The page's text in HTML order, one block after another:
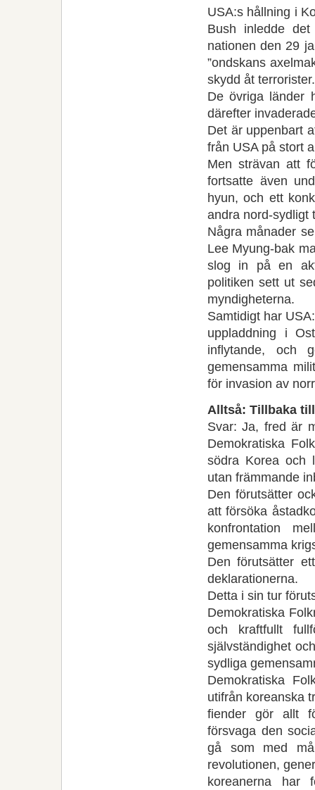
USA:s hållning i
Bush inledde
nationen den 29
”ondskans
skydd åt terrorister.
De övriga länder
därefter
Det är uppenbart
från USA på stort
Men strävan att
fortsatte även
hyun, och ett
andra nord-sydligt
Några månader
Lee Myung-bak
slog in på en
politiken sett ut
myndigheterna.
Samtidigt har
uppladdning i
inflytande, och
gemensamma
för invasion av
Alltså: Tillbaka
Svar: Ja, fred är
Demokratiska
södra Korea och
utan främmande
Den förutsätter
att försöka
konfrontation
gemensamma
Den förutsätter
deklarationerna.
Detta i sin tur
Demokratiska
och kraftfullt
självständighet
sydliga
Demokratiska
utifrån koreanska
fiender gör allt
försvaga den
gå som med
revolutionen,
koreanerna har